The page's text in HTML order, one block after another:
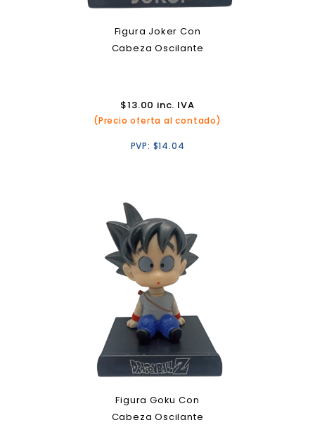
Figura Joker Con
Cabeza Oscilante
$13.00 inc. IVA
(Precio oferta al contado)
PVP: $14.04
Figura Goku Con
Cabeza Oscilante